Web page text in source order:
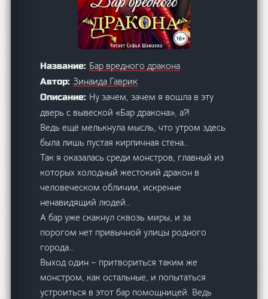
Название: Бар вредного дракона
Автор:Зинаида Гаврик
Описание: Ну зачем, зачем я вошла в эту
дверь с вывеской «Бар дракона», а?!
Ведь ещё мелькнула мысль, что утром здесь
была лишь пустая кирпичная стена…
Так я оказалась среди монстров, главный из
которых холодный жестокий дракон в
человеческом обличии, искренне
ненавидящий людей…
А бар уже скакнул сквозь миры, и за
порогом нет привычной улицы родного
города…
Выход один – притвориться таким же
монстром, как остальные, и попытаться
устроиться в этот бар помощницей. Ведь